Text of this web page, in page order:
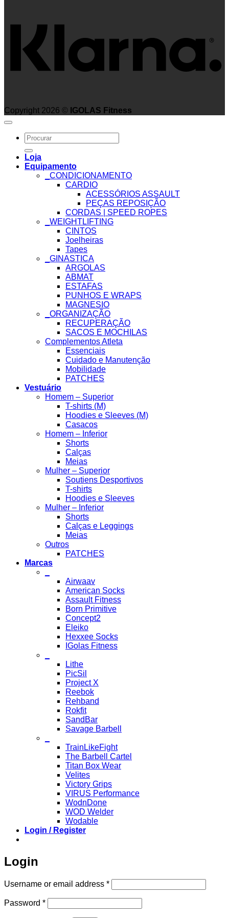
Copyright 2026 © IGOLAS Fitness
Search
for:
Loja
Equipamento
_CONDICIONAMENTO
CARDIO
ACESSÓRIOS ASSAULT
PEÇAS REPOSIÇÃO
CORDAS | SPEED ROPES
_WEIGHTLIFTING
CINTOS
Joelheiras
Tapes
_GINASTICA
ARGOLAS
ABMAT
ESTAFAS
PUNHOS E WRAPS
MAGNESIO
_ORGANIZAÇÃO
RECUPERAÇÃO
SACOS E MOCHILAS
Complementos Atleta
Essenciais
Cuidado e Manutenção
Mobilidade
PATCHES
Vestuário
Homem – Superior
T-shirts (M)
Hoodies e Sleeves (M)
Casacos
Homem – Inferior
Shorts
Calças
Meias
Mulher – Superior
Soutiens Desportivos
T-shirts
Hoodies e Sleeves
Mulher – Inferior
Shorts
Calças e Leggings
Meias
Outros
PATCHES
Marcas
Airwaav
American Socks
Assault Fitness
Born Primitive
Concept2
Eleiko
Hexxee Socks
IGolas Fitness
Lithe
PicSil
Project X
Reebok
Rehband
Rokfit
SandBar
Savage Barbell
TrainLikeFight
The Barbell Cartel
Titan Box Wear
Velites
Victory Grips
VIRUS Performance
WodnDone
WOD Welder
Wodable
Login / Register
Login
Username or email address *Required
Password *Required